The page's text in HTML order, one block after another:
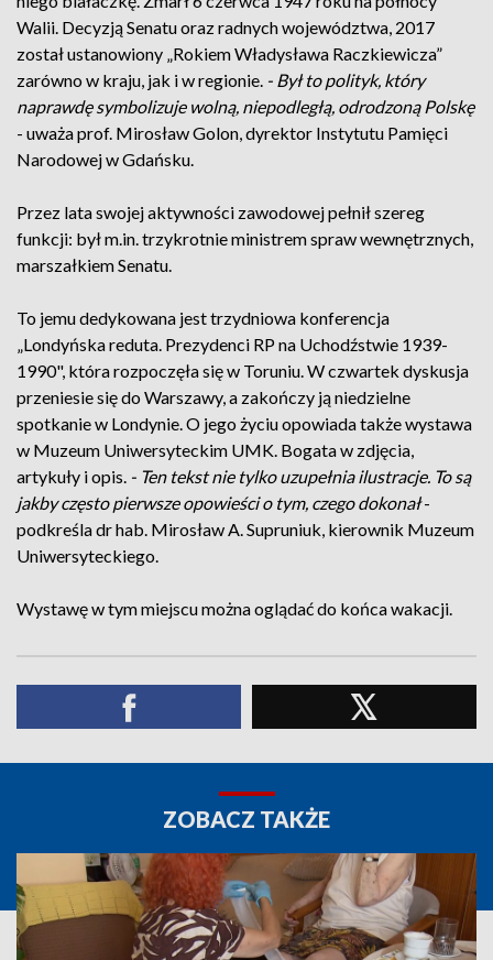
Walii. Decyzją Senatu oraz radnych województwa, 2017
został ustanowiony „Rokiem Władysława Raczkiewicza”
zarówno w kraju, jak i w regionie. - Był to polityk, który
naprawdę symbolizuje wolną, niepodległą, odrodzoną Polskę
- uważa prof. Mirosław Golon, dyrektor Instytutu Pamięci
Narodowej w Gdańsku.
Przez lata swojej aktywności zawodowej pełnił szereg
funkcji: był m.in. trzykrotnie ministrem spraw wewnętrznych,
marszałkiem Senatu.
To jemu dedykowana jest trzydniowa konferencja
„Londyńska reduta. Prezydenci RP na Uchodźstwie 1939-
1990", która rozpoczęła się w Toruniu. W czwartek dyskusja
przeniesie się do Warszawy, a zakończy ją niedzielne
spotkanie w Londynie. O jego życiu opowiada także wystawa
w Muzeum Uniwersyteckim UMK. Bogata w zdjęcia,
artykuły i opis. - Ten tekst nie tylko uzupełnia ilustracje. To są
jakby często pierwsze opowieści o tym, czego dokonał-
podkreśla dr hab. Mirosław A. Supruniuk, kierownik Muzeum
Uniwersyteckiego.
Wystawę w tym miejscu można oglądać do końca wakacji.
ZOBACZ TAKŻE